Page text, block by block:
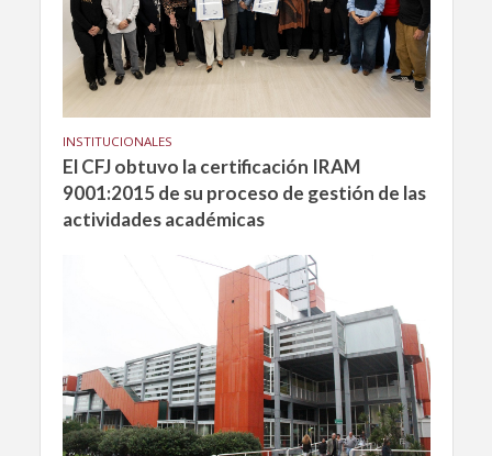
INSTITUCIONALES
El CFJ obtuvo la certificación IRAM
9001:2015 de su proceso de gestión de las
actividades académicas